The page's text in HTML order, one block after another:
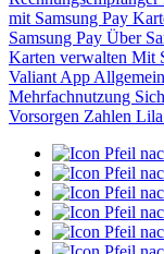
mit Samsung Pay
Samsung Pay Über
Karten verwalten Mit
Valiant App Allgemein
Mehrfachnutzung
Vorsorgen Zahlen Lila